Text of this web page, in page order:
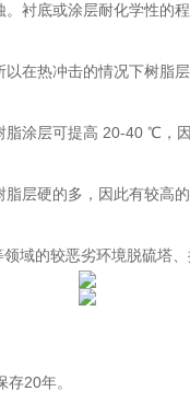
衬底或涂层耐化学性的
在热冲击的情况下树脂
涂层可提高 20-40 ℃，
层硬的多，因此有较高的
的较恶劣环境脱硫塔、
20年。